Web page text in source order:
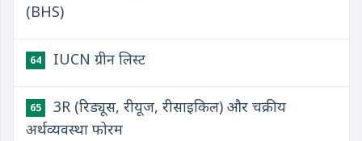
(BHS)
64 IUCN ग्रीन लिस्ट
65
3R (रिड्यूस, रीयूज, रीसाइकिल) और चक्रीय
अर्थव्यवस्था फोरम